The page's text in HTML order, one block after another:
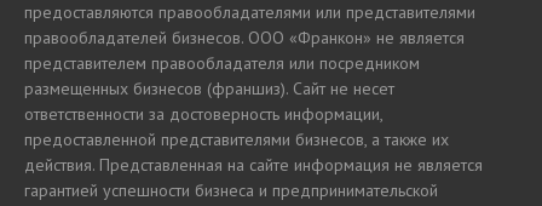
предоставляются правообладателями или представителями
правообладателей бизнесов. ООО «Франкон» не является
представителем правообладателя или посредником
размещенных бизнесов (франшиз). Сайт не несет
ответственности за достоверность информации,
предоставленной представителями бизнесов, а также их
действия. Представленная на сайте информация не является
гарантией успешности бизнеса и предпринимательской